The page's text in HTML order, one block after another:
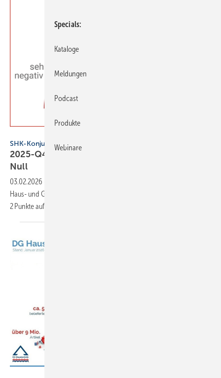
SHK-Konjunkturbarometer
2025-Q4: SHK-Geschäftsklima bleibt über der
Null
03.02.2026
Haus- und Gebäudetechnik auf der Skala von −100 bis +100 um
2 Punkte auf +2 Punkte
Specials
Kataloge
Meldungen
Podcast
Produkte
Webinare